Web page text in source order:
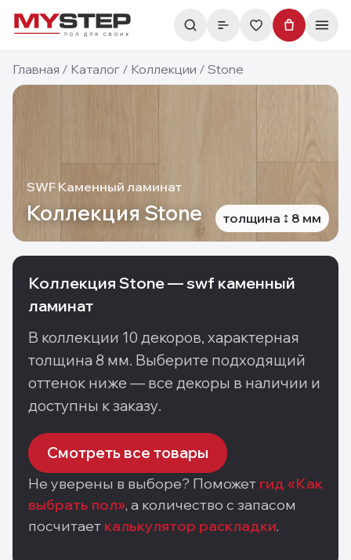
Главная / Каталог / Коллекции / Stone
SWF Каменный ламинат
КоллекцияStone толщина 8 мм
Коллекция Stone—swf каменный
ламинат
В коллекции 10 декоров, характерная
толщина 8 мм. Выберите подходящий
оттенок ниже — все декоры в наличии и
доступны к заказу.
Смотреть все товары
Не уверены в выборе? Поможет гид «Как
выбрать пол», а количество с запасом
посчитает калькулятор раскладки.